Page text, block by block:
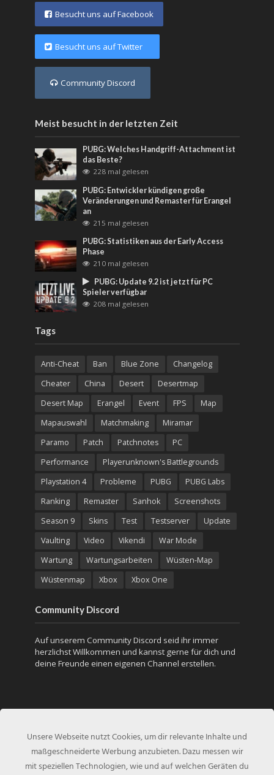
Besucht uns auf Facebook
Besucht uns auf Twitter
Community Discord
Meist besucht in der letzten Zeit
PUBG: Welches Handgriff-Attachment ist
das Beste?
228 mal gelesen
PUBG: Entwickler kündigen große
Veränderungen und Remaster für Erangel
an
215 mal gelesen
PUBG: Statistiken aus der Early Access
Phase
210 mal gelesen
PUBG: Update 9.2 ist jetzt für PC
Spieler verfügbar
208 mal gelesen
Tags
Anti-Cheat Ban Blue Zone
Changelog
Cheater
China Desert
Desertmap
Desert Map
Erangel Event FPS
Map
Mapauswahl
Matchmaking
Miramar
Paramo
Patch Patchnotes
PC
Performance
Playerunknown's Battlegrounds
Playstation 4
Probleme PUBG
PUBG Labs
Ranking
Remaster Sanhok
Screenshots
Season 9
Skins Test Testserver
Update
Vaulting
Video Vikendi
War Mode
Wartung
Wartungsarbeiten
Wüsten-Map
Wüstenmap
Xbox Xbox One
Community Discord
Auf unserem Community Discord seid ihr immer
herzlichst Willkommen und kannst gerne für dich und
deine Freunde einen eigenen Channel erstellen.
Unsere Webseite nutzt Cookies, um dir relevante Inhalte und
maßgeschneiderte Werbung anzubieten. Dazu messen wir
mit speziellen Technologien, wie und auf welchen Geräten du